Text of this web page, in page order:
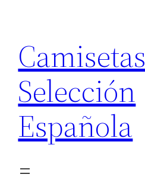
contenido
Camisetas
Selección
Española